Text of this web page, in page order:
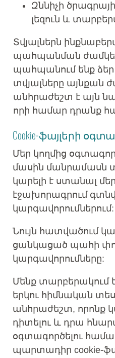
Զննիչի
լեզուն և
Տվյալներն
պահպանման
պահպանում ենք
տվյալները այնքան
անհրաժեշտ է այն
որի համար դրանք
Cookie-ֆայլերի
Մեր կողմից
մասին մանրամասն
կարելի է ստանալ
էջախորագրում
կարգավորումներում:
Նույն հատվածում
ցանկացած պահի
կարգավորումները:
Մենք տարբերակում
երկու հիմնական
անհրաժեշտ, որոնք
դիտելու և դրա
օգտագործելու
պարտադիր cookie-